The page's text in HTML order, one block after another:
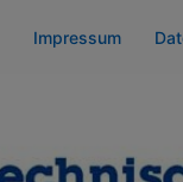
Impressum